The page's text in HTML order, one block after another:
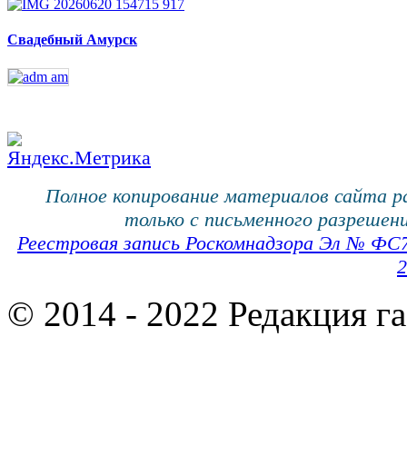
Свадебный Амурск
Полное копирование материалов сайта
только с письменного
Реестровая запись Роскомнадзора Эл №
© 2014 - 2022 Редакция